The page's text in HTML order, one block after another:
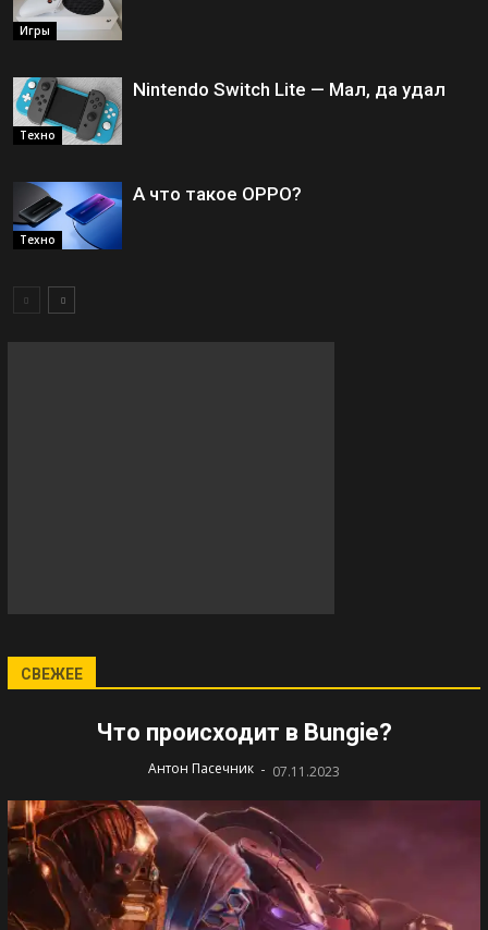
Игры
Техно
Nintendo Switch Lite — Мал, да удал
Техно
А что такое OPPO?
СВЕЖЕЕ
Что происходит в Bungie?
Антон Пасечник - 07.11.2023